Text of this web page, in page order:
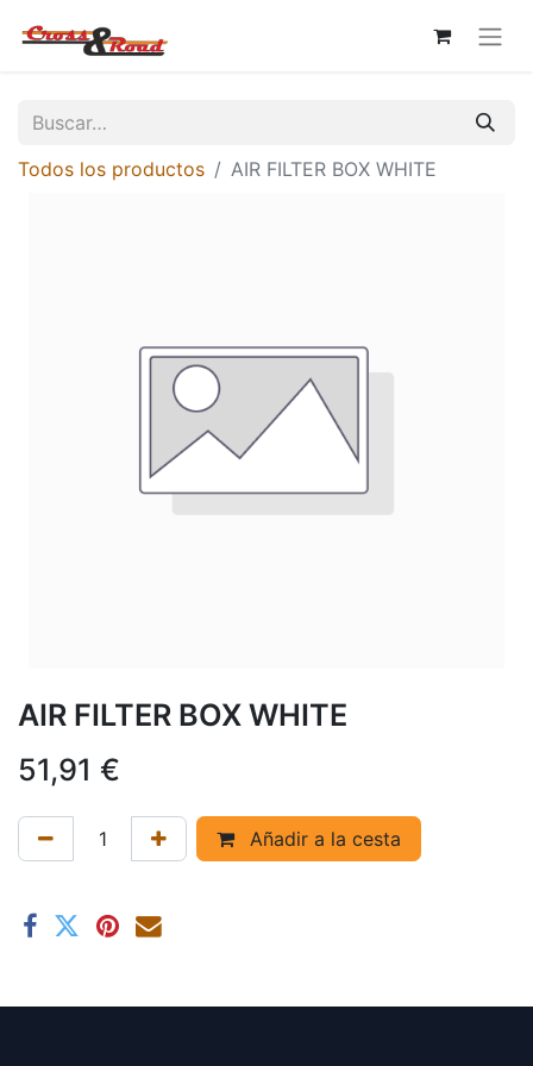
Todos los productos AIR FILTER BOX WHITE
AIR FILTER BOX WHITE
51,91 €
Añadir a la cesta